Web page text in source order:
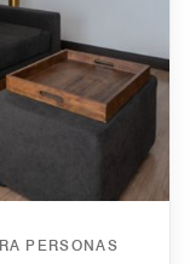
PERSONAS